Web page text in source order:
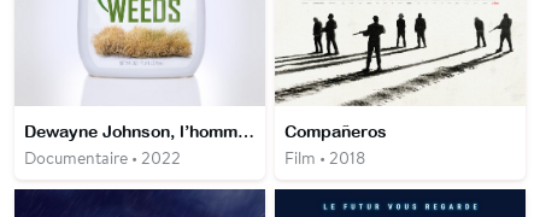
Dewayne Johnson, l’homme qui a vaincu Monsanto
Documentaire • 2022
Compañeros
Film • 2018